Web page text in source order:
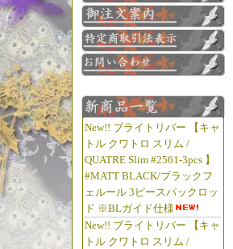
New!! ブライトリバー 【キャ
トル クワトロ スリム /
QUATRE Slim #2561-3pcs 】
#MATT BLACK/ブラックフ
ェルール 3ピースパックロッ
ド ※BLガイド仕様
New!! ブライトリバー 【キャ
トル クワトロ スリム /